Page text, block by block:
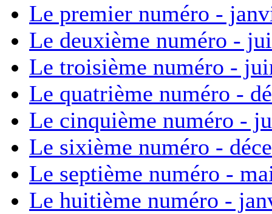
Le premier numéro -
Le deuxième numéro -
Le troisième numéro -
Le quatrième numéro -
Le cinquième numéro -
Le sixième numéro -
Le septième numéro -
Le huitième numéro -